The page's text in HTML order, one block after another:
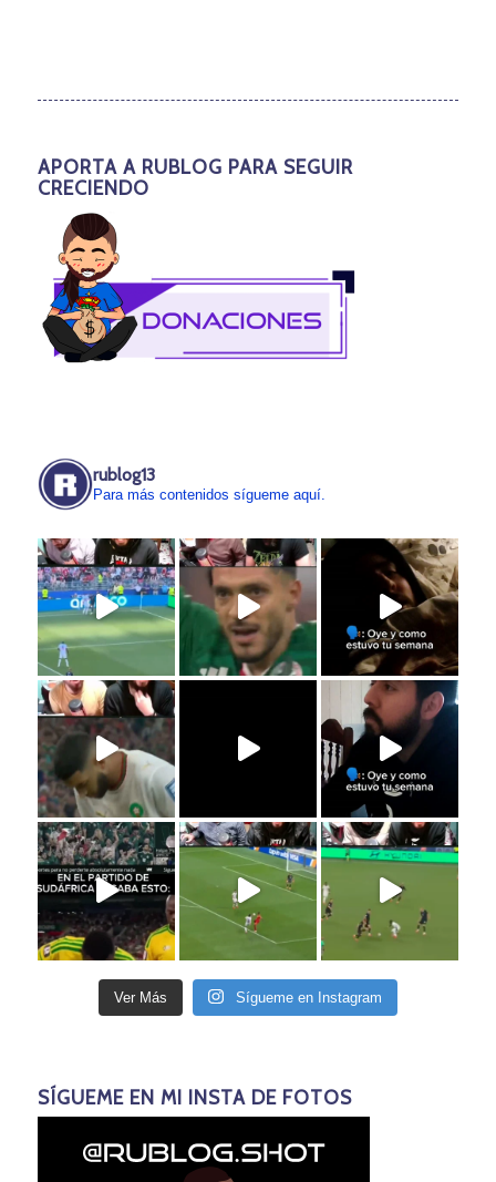
APORTA A RUBLOG PARA SEGUIR
CRECIENDO
rublog13
Para más contenidos sígueme aquí.
Ver Más Sígueme en Instagram
SÍGUEME EN MI INSTA DE FOTOS